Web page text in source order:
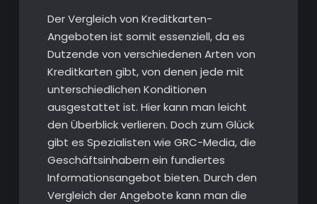
Der Vergleich von Kreditkarten-
Angeboten ist somit essenziell, da es
Dutzende von verschiedenen Arten von
Kreditkarten gibt, von denen jede mit
unterschiedlichen Konditionen
ausgestattet ist. Hier kann man leicht
den Überblick verlieren. Doch zum Glück
gibt es Spezialisten wie GRC-Media, die
Geschäftsinhabern ein fundiertes
Informationsangebot bieten. Durch den
Vergleich der Angebote kann man die